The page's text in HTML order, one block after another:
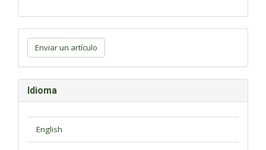
Enviar
un
artículo
Enviar un artículo
Idioma